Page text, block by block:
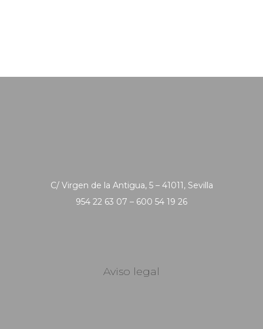
C/ Virgen de la Antigua, 5 – 41011, Sevilla
954 22 63 07 – 600 54 19 26
Aviso legal